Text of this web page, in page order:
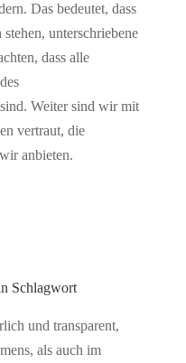
Das bedeutet, dass
unterschriebene
dass alle
Weiter sind wir mit
vertraut, die
anbieten.
Schlagwort
und transparent,
als auch im